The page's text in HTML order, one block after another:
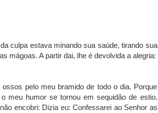
culpa estava minando sua saúde, tirando sua
mágoas. A partir dai, lhe é devolvida a alegria:
pelo meu bramido de todo o dia. Porque
meu humor se tornou em sequidão de estio.
encobri: Dizia eu: Confessarei ao Senhor as